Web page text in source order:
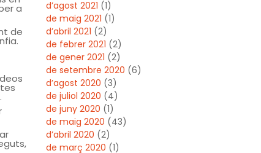
a
de
d’agost 2021 (1)
de maig 2021 (1)
d’abril 2021 (2)
de febrer 2021 (2)
de gener 2021 (2)
de setembre 2020 (6)
d’agost 2020 (3)
de juliol 2020 (4)
de juny 2020 (1)
de maig 2020 (43)
d’abril 2020 (2)
de març 2020 (1)